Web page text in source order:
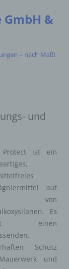
GmbH &
– nach Maß!
und
Protect ist ein
auf
von
Es
einen
Schutz
und